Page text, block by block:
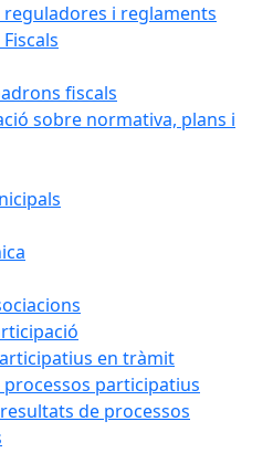
reguladores i reglaments
fiscals
sobre normativa, plans i
en tràmit
processos participatius
de processos